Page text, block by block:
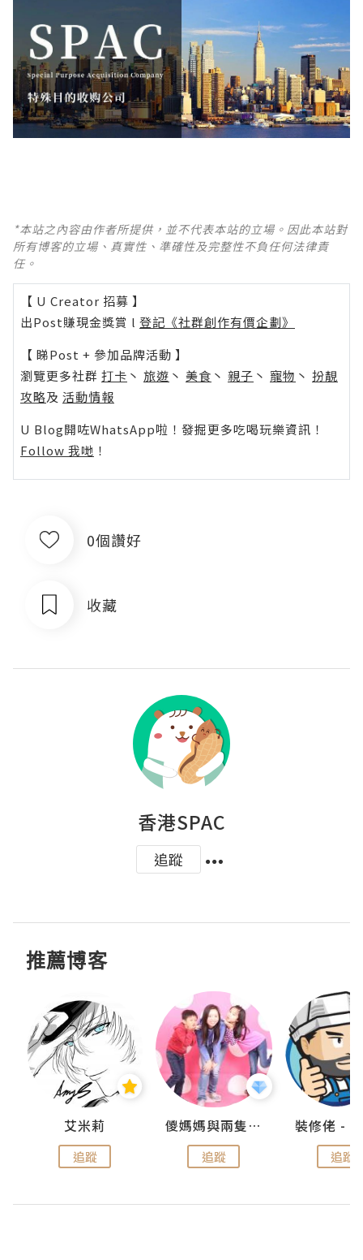
*本站之內容由作者所提供，並不代表本站的立場。因此本站對
所有博客的立場、真實性、準確性及完整性不負任何法律責
任。
【 U Creator 招募 】
出Post賺現金獎賞 l 登記《社群創作有價企劃》
【 睇Post + 參加品牌活動 】
瀏覽更多社群 打卡 丶 旅遊 丶 美食 丶 親子 丶 寵物 丶 扮靚
攻略及 活動情報
U Blog開咗WhatsApp啦！發掘更多吃喝玩樂資訊！
Follow 我哋 ！
0個讚好
收藏
香港SPAC
追蹤
推薦博客
艾米莉
追蹤
儍媽媽與兩隻小魔怪之家
追蹤 追蹤